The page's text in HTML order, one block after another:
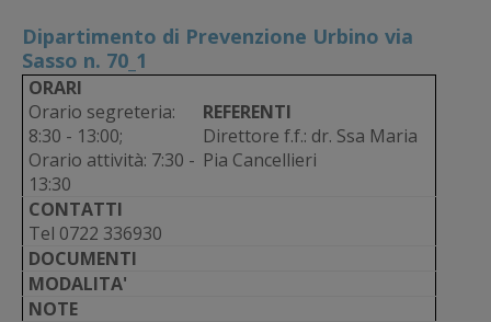
Dipartimento di Prevenzione Urbino via
Sasso n. 70_1
ORARI
Orario segreteria:
8:30 - 13:00;
Orario attività: 7:30 -
13:30
REFERENTI
Direttore f.f.: dr. Ssa Maria
Pia Cancellieri
CONTATTI
Tel 0722 336930
DOCUMENTI
MODALITA'
NOTE